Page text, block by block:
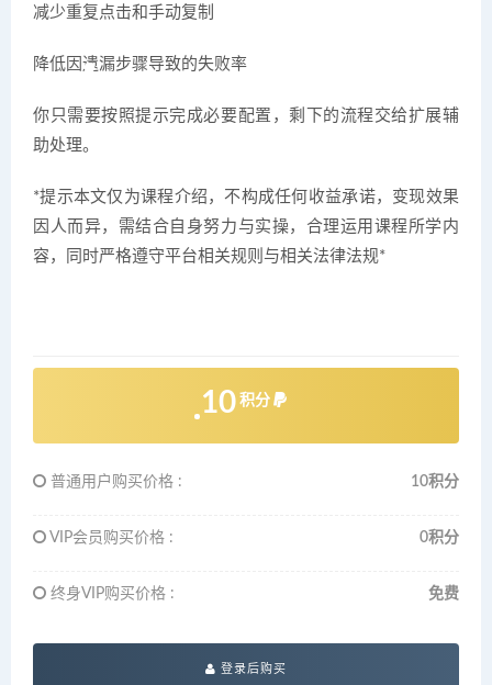
减少重复点击和手动复制
降低因遗漏步骤导致的失败率
你只需要按照提示完成必要配置，剩下的流程交给扩展辅
助处理。
*提示本文仅为课程介绍，不构成任何收益承诺，变现效果
因人而异，需结合自身努力与实操，合理运用课程所学内
容，同时严格遵守平台相关规则与相关法律法规*
10 积分
普通用户购买价格 : 10积分
VIP会员购买价格 : 0积分
终身VIP购买价格 : 免费
登录后购买